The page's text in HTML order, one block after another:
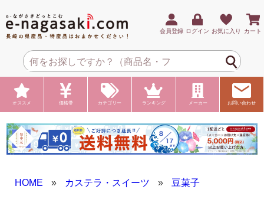
会員登録 ログイン お気に入り カート
オススメ 価格帯 カテゴリー ランキング メーカー お問い合わせ
HOME » カステラ・スイーツ » 豆菓子